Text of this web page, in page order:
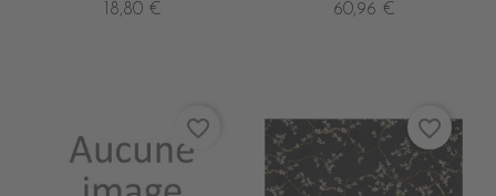
18,80 €
60,96 €
favorite_border favorite_border